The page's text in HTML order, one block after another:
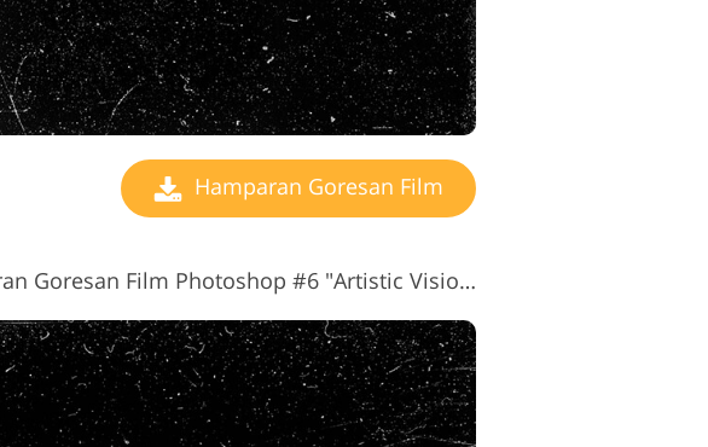
Hamparan Goresan Film
Hamparan Goresan Film Photoshop #6 "Artistic Vision"